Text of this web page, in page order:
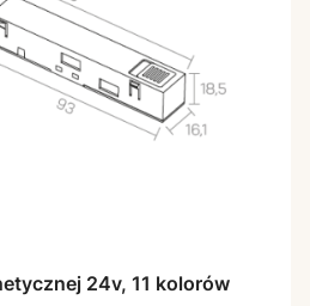
24v, 11 kolorów